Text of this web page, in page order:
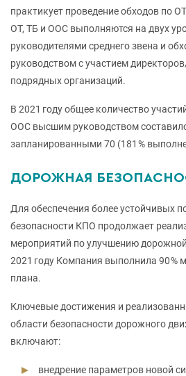
практикует проведение обходов по
ОТ, ТБ и ООС выполняются на двух
руководителями среднего звена и
руководством с участием
подрядных организаций.
В 2021 году общее количество
ООС высшим руководством
запланированными 70 (181 %
ДОРОЖНАЯ
Для обеспечения более устойчивых
безопасности КПО продолжает
мероприятий по улучшению
2021 году Компания выполнила 90 %
плана.
Ключевые достижения и
области безопасности дорожного
включают:
внедрение параметров новой